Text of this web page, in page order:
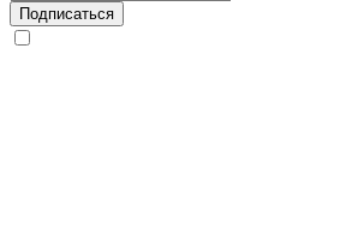
Подписаться